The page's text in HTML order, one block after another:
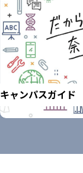
キャンパスガイド